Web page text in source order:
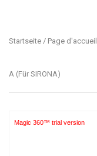
Startseite / Page d'accueil
A (Für SIRONA)
Magic 360™ trial version